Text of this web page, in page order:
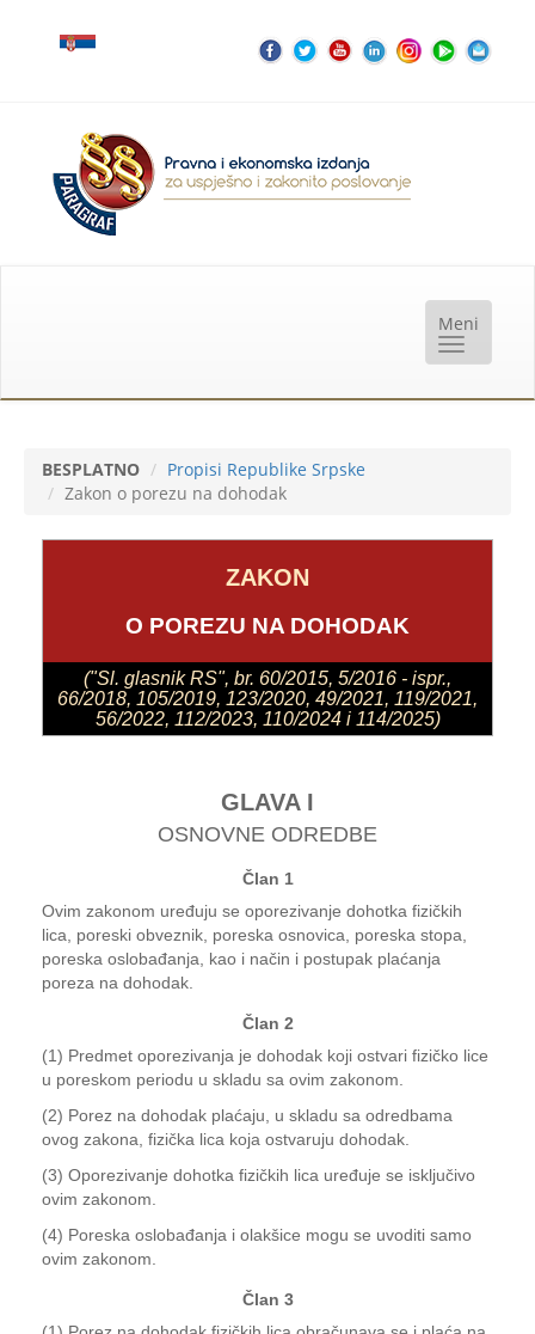
BESPLATNO
Propisi Republike Srpske
Zakon o porezu na dohodak
ZAKON
O POREZU NA DOHODAK
("Sl. glasnik RS", br. 60/2015, 5/2016 - ispr.,
66/2018, 105/2019, 123/2020, 49/2021, 119/2021,
56/2022, 112/2023, 110/2024 i 114/2025)
GLAVA I
OSNOVNE ODREDBE
Član 1
Ovim zakonom uređuju se oporezivanje dohotka fizičkih
lica, poreski obveznik, poreska osnovica, poreska stopa,
poreska oslobađanja, kao i način i postupak plaćanja
poreza na dohodak.
Član 2
(1) Predmet oporezivanja je dohodak koji ostvari fizičko lice
u poreskom periodu u skladu sa ovim zakonom.
(2) Porez na dohodak plaćaju, u skladu sa odredbama
ovog zakona, fizička lica koja ostvaruju dohodak.
(3) Oporezivanje dohotka fizičkih lica uređuje se isključivo
ovim zakonom.
(4) Poreska oslobađanja i olakšice mogu se uvoditi samo
ovim zakonom.
Član 3